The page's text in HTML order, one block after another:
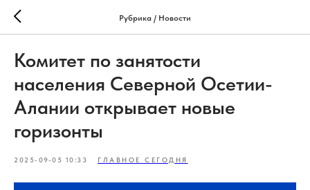
Рубрика / Новости
Комитет по занятости
населения Северной Осетии-
Алании открывает новые
горизонты
2025-09-05 10:33 ГЛАВНОЕ СЕГОДНЯ